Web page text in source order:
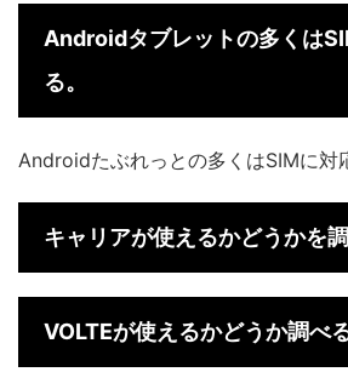
Androidタブレットの多くは
る。
Androidたぶれっとの多くはSIMに対
キャリアが使えるかどうかを
VOLTEが使えるかどうか調べ